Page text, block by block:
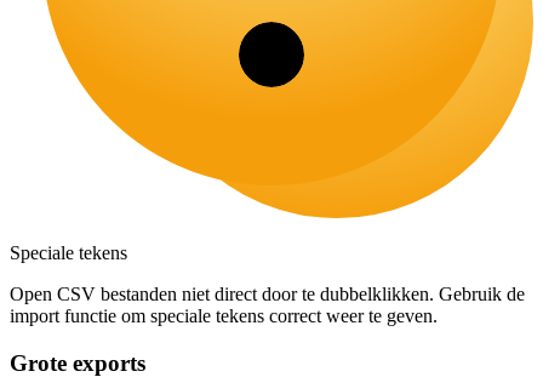
Speciale tekens
Open CSV bestanden niet direct door te dubbelklikken. Gebruik de
import functie om speciale tekens correct weer te geven.
Grote exports